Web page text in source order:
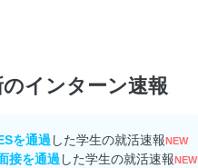
インターン速報
を通過 した学生の就活速報NEW
接を通過 した学生の就活速報NEW